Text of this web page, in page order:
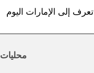
تعرف إلى الإمارات اليوم
محليات